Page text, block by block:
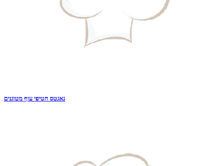
נאגטס חטיפי עוף מטוגנים